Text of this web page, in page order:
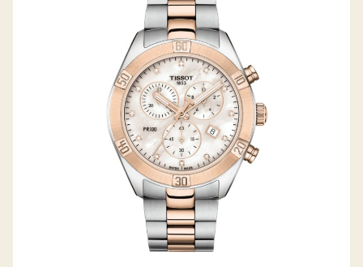
PR100 SPORT-CHIC CHRONOGRAPH